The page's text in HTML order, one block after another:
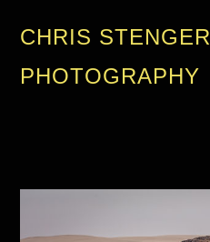
CHRIS STENGER
PHOTOGRAPHY